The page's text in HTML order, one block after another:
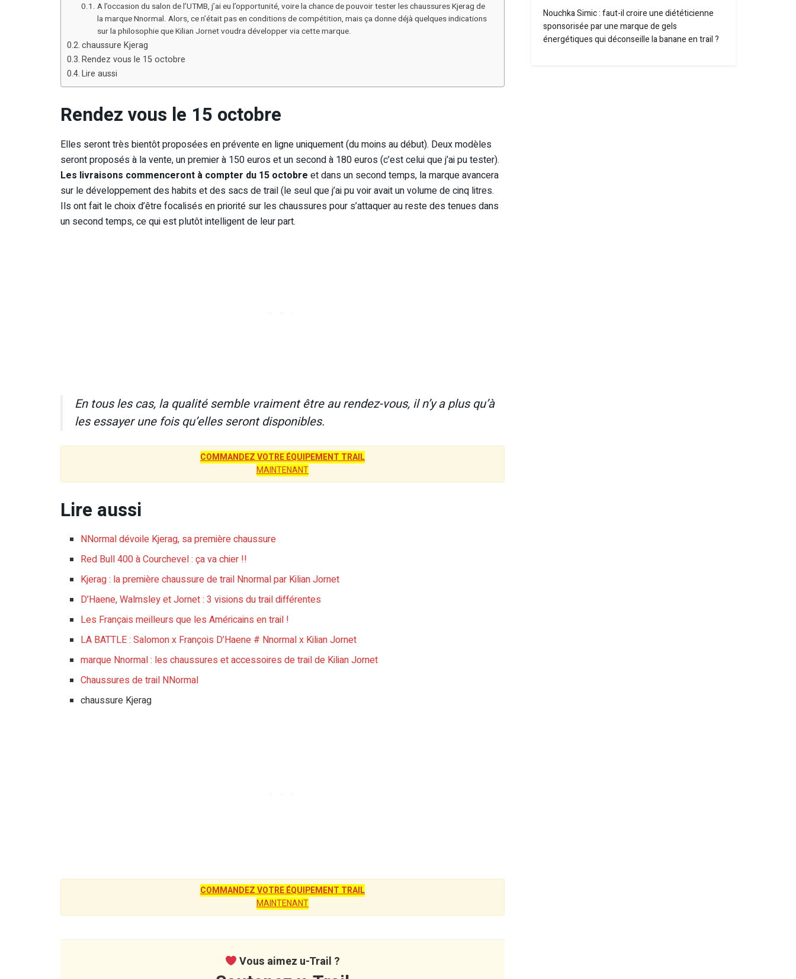
A l’occasion du salon de l’UTMB, j’ai eu l’opportunité, voire la chance de pouvoir tester les chaussures Kjerag de
la marque Nnormal. Alors, ce n’était pas en conditions de compétition, mais ça donne déjà quelques indications
sur la philosophie que Kilian Jornet voudra développer via cette marque.
chaussure Kjerag
Rendez vous le 15 octobre
Lire aussi
Rendez vous le 15 octobre
Elles seront très bientôt proposées en prévente en ligne uniquement (du moins au début). Deux modèles
seront proposés à la vente, un premier à 150 euros et un second à 180 euros (c’est celui que j’ai pu tester).
Les livraisons commenceront à compter du 15 octobre et dans un second temps, la marque avancera
sur le développement des habits et des sacs de trail (le seul que j’ai pu voir avait un volume de cinq litres.
Ils ont fait le choix d’être focalisés en priorité sur les chaussures pour s’attaquer au reste des tenues dans
un second temps, ce qui est plutôt intelligent de leur part.
En tous les cas, la qualité semble vraiment être au rendez-vous, il n’y a plus qu’à
les essayer une fois qu’elles seront disponibles.
COMMANDEZ VOTRE ÉQUIPEMENT TRAIL
MAINTENANT
Lire aussi
NNormal dévoile Kjerag, sa première chaussure
Red Bull 400 à Courchevel : ça va chier !!
Kjerag : la première chaussure de trail Nnormal par Kilian Jornet
D’Haene, Walmsley et Jornet : 3 visions du trail différentes
Les Français meilleurs que les Américains en trail !
LA BATTLE : Salomon x François D’Haene # Nnormal x Kilian Jornet
marque Nnormal : les chaussures et accessoires de trail de Kilian Jornet
Chaussures de trail NNormal
chaussure Kjerag
COMMANDEZ VOTRE ÉQUIPEMENT TRAIL
MAINTENANT
Vous aimez u-Trail ?
Nouchka Simic : faut-il croire une diététicienne
sponsorisée par une marque de gels
énergétiques qui déconseille la banane en trail ?